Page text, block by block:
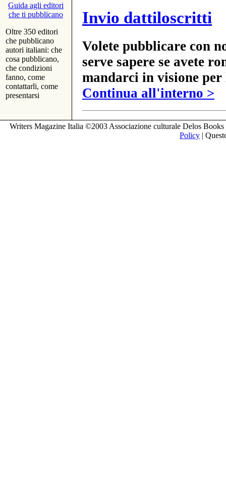
Guida agli editori
che ti pubblicano
Oltre 350 editori
che pubblicano
autori italiani: che
cosa pubblicano,
che condizioni
fanno, come
contattarli, come
presentarsi
Invio dattiloscritti
Volete pubblicare con
serve sapere se avete
mandarci in visione
Continua all'interno >
Writers Magazine Italia ©2003 Associazione culturale Delos
Policy |